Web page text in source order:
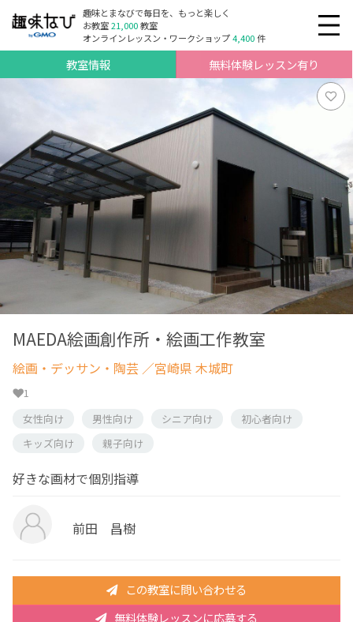
趣味とまなびで毎日を、もっと楽しく
お教室21,000教室
オンラインレッスン・ワークショップ4,400件
教室情報 無料体験レッスン有り
MAEDA絵画創作所・絵画工作教室
絵画・デッサン・陶芸 ／宮崎県 木城町
1
女性向け
男性向け シニア向け
初心者向け
キッズ向け
親子向け
好きな画材で個別指導
前田 昌樹
この教室に問い合わせる
無料体験レッスンに応募する